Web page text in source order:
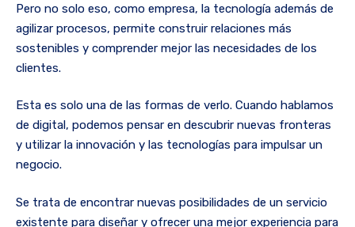
Pero no solo eso, como empresa, la tecnología además de
agilizar procesos, permite construir relaciones más
sostenibles y comprender mejor las necesidades de los
clientes.
Esta es solo una de las formas de verlo. Cuando hablamos
de digital, podemos pensar en descubrir nuevas fronteras
y utilizar la innovación y las tecnologías para impulsar un
negocio.
Se trata de encontrar nuevas posibilidades de un servicio
existente para diseñar y ofrecer una mejor experiencia para